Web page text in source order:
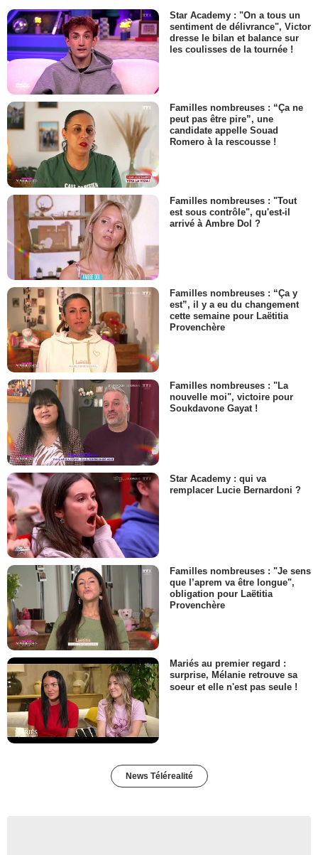
Star Academy : "On a tous un
sentiment de délivrance", Victor
dresse le bilan et balance sur
les coulisses de la tournée !
Familles nombreuses : “Ça ne
peut pas être pire”, une
candidate appelle Souad
Romero à la rescousse !
Familles nombreuses : "Tout
est sous contrôle", qu'est-il
arrivé à Ambre Dol ?
Familles nombreuses : “Ça y
est”, il y a eu du changement
cette semaine pour Laëtitia
Provenchère
Familles nombreuses : "La
nouvelle moi", victoire pour
Soukdavone Gayat !
Star Academy : qui va
remplacer Lucie Bernardoni ?
Familles nombreuses : "Je sens
que l’aprem va être longue",
obligation pour Laëtitia
Provenchère
Mariés au premier regard :
surprise, Mélanie retrouve sa
soeur et elle n'est pas seule !
News Télérealité